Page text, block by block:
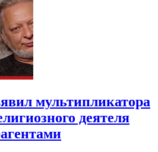
мультипликатора
деятеля